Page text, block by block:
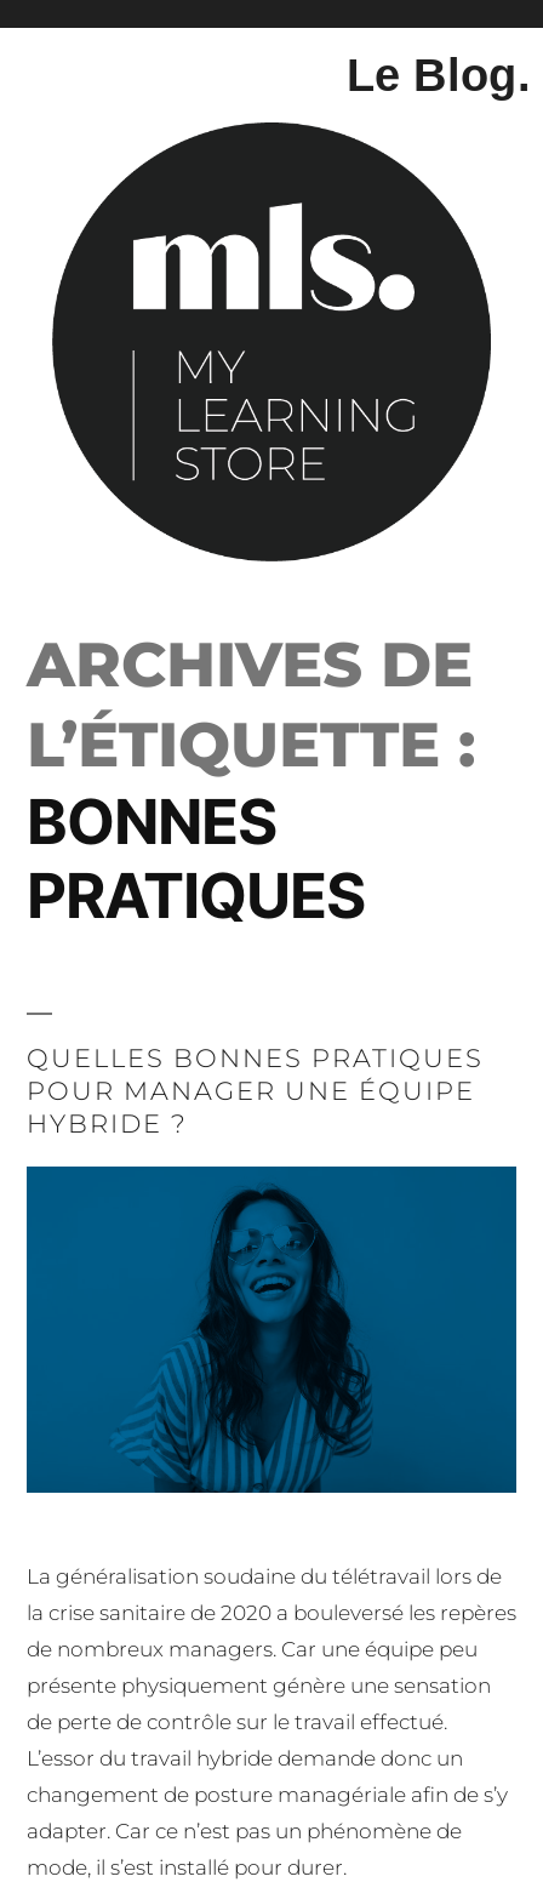
Le Blog.
ARCHIVES DE
L’ÉTIQUETTE :
BONNES
PRATIQUES
QUELLES BONNES PRATIQUES
POUR MANAGER UNE ÉQUIPE
HYBRIDE ?
La généralisation soudaine du télétravail lors de
la crise sanitaire de 2020 a bouleversé les repères
de nombreux managers. Car une équipe peu
présente physiquement génère une sensation
de perte de contrôle sur le travail effectué.
L’essor du travail hybride demande donc un
changement de posture managériale afin de s’y
adapter. Car ce n’est pas un phénomène de
mode, il s’est installé pour durer.